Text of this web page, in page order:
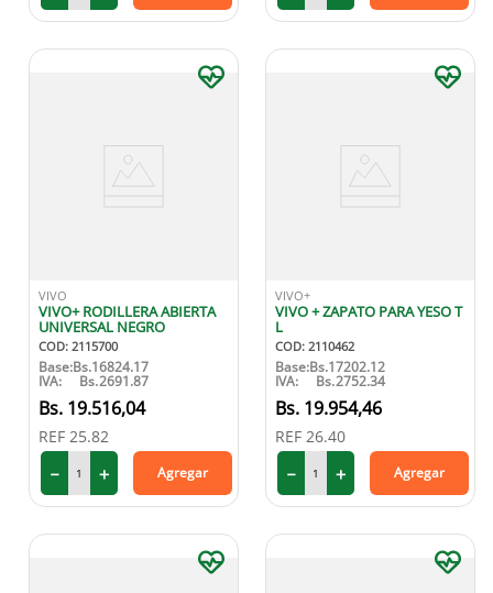
VIVO
VIVO+ RODILLERA ABIERTA
UNIVERSAL NEGRO
COD: 2115700
Base:Bs.16824.17
IVA: Bs.2691.87
19.516,04
REF 25.82
＋
－ Agregar
VIVO+
VIVO + ZAPATO PARA YESO T
L
COD: 2110462
Base:Bs.17202.12
IVA: Bs.2752.34
19.954,46
REF 26.40
＋
－ Agregar